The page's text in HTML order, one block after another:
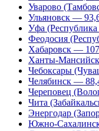
Уварово
Ульяновск —
Уфа
Феодосия
Хабаровск —
Ханты-
Чебоксары
Челябинск —
Череповец
Чита
Энергодар
Южно-